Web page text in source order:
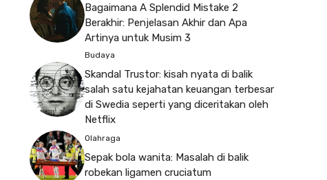
Bagaimana A Splendid Mistake 2
Berakhir: Penjelasan Akhir dan Apa
Artinya untuk Musim 3
Budaya
Skandal Trustor: kisah nyata di balik
salah satu kejahatan keuangan terbesar
di Swedia seperti yang diceritakan oleh
Netflix
Olahraga
Sepak bola wanita: Masalah di balik
robekan ligamen cruciatum